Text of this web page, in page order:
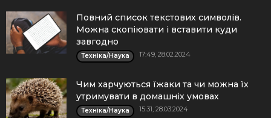
Повний список текстових символів.
Можна скопіювати і вставити куди
завгодно
Техніка/Наука 17:49, 28.02.2024
Чим харчуються їжаки та чи можна їх
утримувати в домашніх умовах
Техніка/Наука 15:31, 28.03.2024